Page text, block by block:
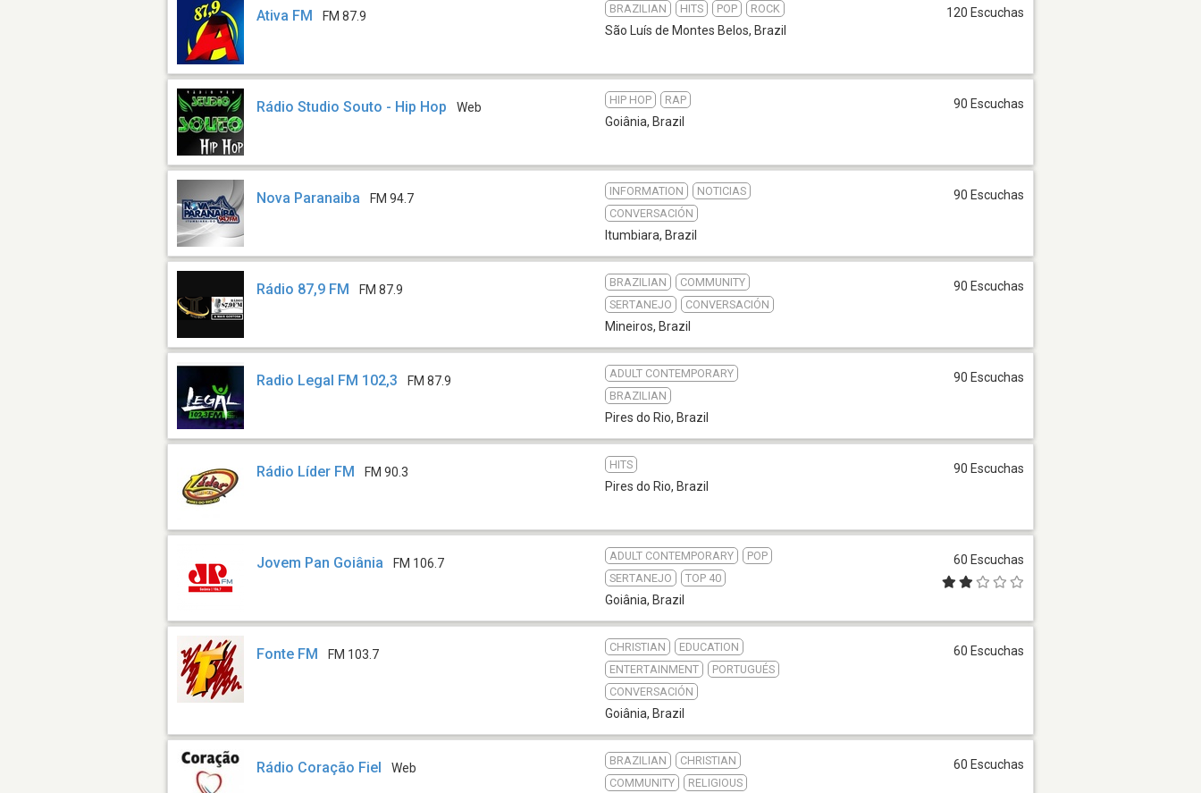
Ativa FM FM 87.9
BRAZILIAN HITS POP ROCK
São Luís de Montes Belos, Brazil
120 Escuchas
Rádio Studio Souto - Hip Hop Web
HIP HOP RAP
Goiânia, Brazil
90 Escuchas
Nova Paranaiba FM 94.7
INFORMATION
NOTICIAS
CONVERSACIÓN
Itumbiara, Brazil
90 Escuchas
Rádio 87,9 FM FM 87.9
BRAZILIAN
COMMUNITY
SERTANEJO
CONVERSACIÓN
Mineiros, Brazil
90 Escuchas
Radio Legal FM 102,3 FM 87.9
ADULT CONTEMPORARY
BRAZILIAN
Pires do Rio, Brazil
90 Escuchas
Rádio Líder FM FM 90.3
HITS
Pires do Rio, Brazil
90 Escuchas
Jovem Pan Goiânia FM 106.7
ADULT CONTEMPORARY
POP
SERTANEJO
TOP 40
Goiânia, Brazil
60 Escuchas
Fonte FM FM 103.7
CHRISTIAN
EDUCATION
ENTERTAINMENT
PORTUGUÉS
CONVERSACIÓN
Goiânia, Brazil
60 Escuchas
Rádio Coração Fiel Web
BRAZILIAN
CHRISTIAN
COMMUNITY
RELIGIOUS
60 Escuchas